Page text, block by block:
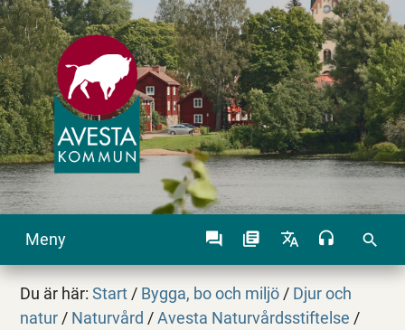
Meny search
Du är här:Start / Bygga, bo och miljö / Djur och
natur / Naturvård / Avesta Naturvårdsstiftelse /